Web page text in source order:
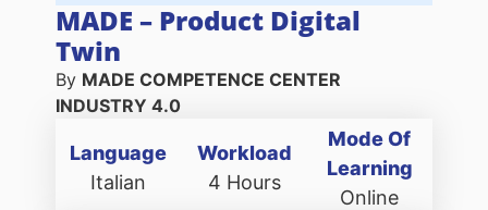
MADE – Product Digital
Twin
By MADE COMPETENCE CENTER
INDUSTRY 4.0
Language
Italian
Workload
4 Hours
Mode Of
Learning
Online